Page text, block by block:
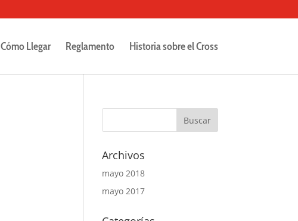
Cómo Llegar Reglamento Historia sobre el Cross
Archivos
mayo 2018
mayo 2017